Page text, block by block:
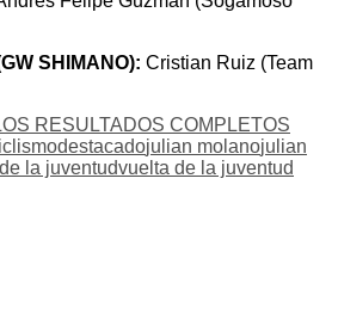
SHIMANO): Cristian Ruiz (Team
RESULTADOS COMPLETOS
destacadojulian molanojulian
la juventudvuelta de la juventud